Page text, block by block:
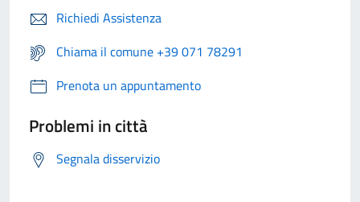
Richiedi Assistenza
Chiama il comune +39 071 78291
Prenota un appuntamento
Problemi in città
Segnala disservizio